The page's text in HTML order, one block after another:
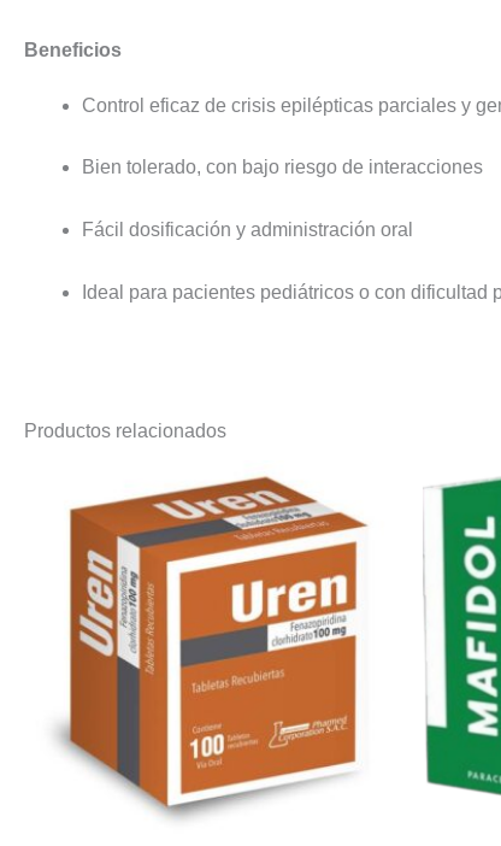
Beneficios
Control eficaz de crisis epilépticas parciales y
Bien tolerado, con bajo riesgo de interacciones
Fácil dosificación y administración oral
Ideal para pacientes pediátricos o con dificultad
Productos relacionados